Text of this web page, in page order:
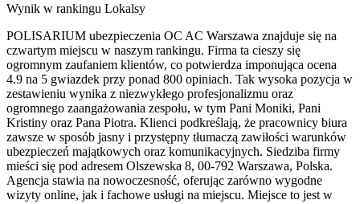
Wynik w rankingu Lokalsy
POLISARIUM ubezpieczenia OC AC Warszawa znajduje się na
czwartym miejscu w naszym rankingu. Firma ta cieszy się
ogromnym zaufaniem klientów, co potwierdza imponująca ocena
4.9 na 5 gwiazdek przy ponad 800 opiniach. Tak wysoka pozycja w
zestawieniu wynika z niezwykłego profesjonalizmu oraz
ogromnego zaangażowania zespołu, w tym Pani Moniki, Pani
Kristiny oraz Pana Piotra. Klienci podkreślają, że pracownicy biura
zawsze w sposób jasny i przystępny tłumaczą zawiłości warunków
ubezpieczeń majątkowych oraz komunikacyjnych. Siedziba firmy
mieści się pod adresem Olszewska 8, 00-792 Warszawa, Polska.
Agencja stawia na nowoczesność, oferując zarówno wygodne
wizyty online, jak i fachowe usługi na miejscu. Miejsce to jest w